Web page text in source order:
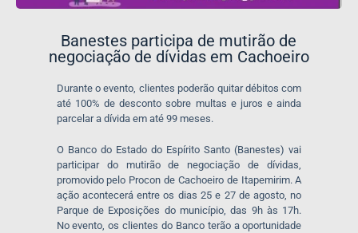
Banestes participa de mutirão de
negociação de dívidas em Cachoeiro
Durante o evento, clientes poderão quitar débitos com
até 100% de desconto sobre multas e juros e ainda
parcelar a dívida em até 99 meses.
O Banco do Estado do Espírito Santo (Banestes) vai
participar do mutirão de negociação de dívidas,
promovido pelo Procon de Cachoeiro de Itapemirim. A
ação acontecerá entre os dias 25 e 27 de agosto, no
Parque de Exposições do município, das 9h às 17h.
No evento, os clientes do Banco terão a oportunidade